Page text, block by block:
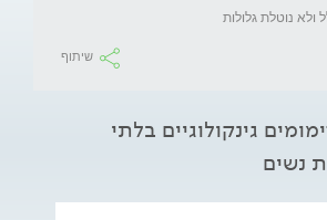
ולא נוטלת גלולות
שיתוף
גינקולוגיים בלתי
נשים